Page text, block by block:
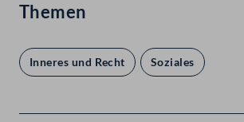
Themen
Inneres und Recht Soziales